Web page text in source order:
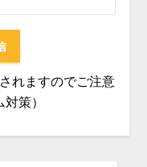
れますのでご注意
策）